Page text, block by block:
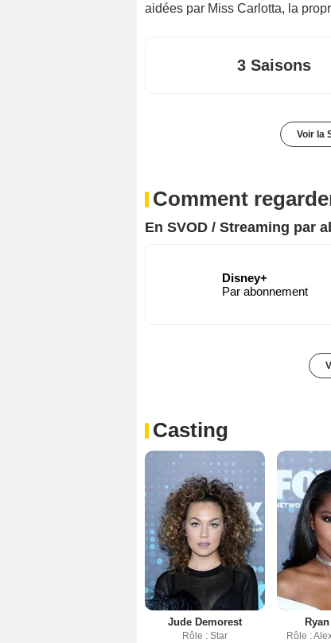
aidées par Miss Carlotta, la
3 Saisons
Voir la
Comment
En SVOD / Streaming par
Disney+
Par abonnement
Casting
Jude Demorest
Rôle : Star Rôle :